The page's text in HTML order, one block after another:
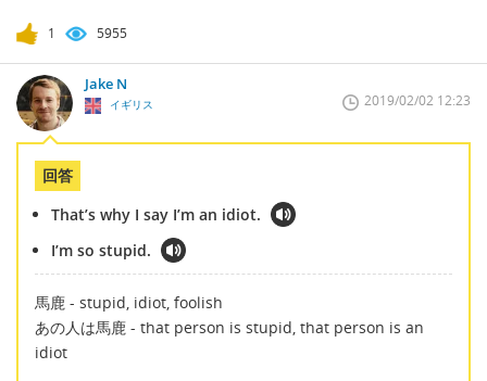
1 5955
Jake N
イギリス 2019/02/02 12:23
回答
That’s why I say I’m an idiot.
I’m so stupid.
馬鹿 - stupid, idiot, foolish
あの人は馬鹿 - that person is stupid, that person is an
idiot